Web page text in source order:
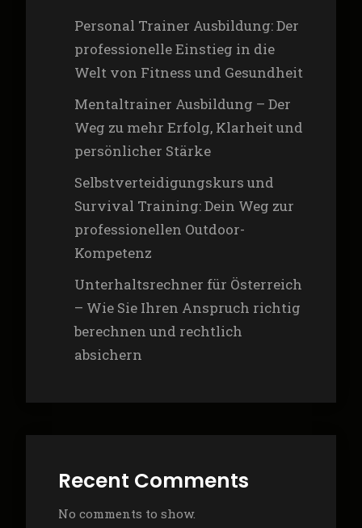
Personal Trainer Ausbildung: Der
professionelle Einstieg in die
Welt von Fitness und Gesundheit
Mentaltrainer Ausbildung – Der
Weg zu mehr Erfolg, Klarheit und
persönlicher Stärke
Selbstverteidigungskurs und
Survival Training: Dein Weg zur
professionellen Outdoor-
Kompetenz
Unterhaltsrechner für Österreich
– Wie Sie Ihren Anspruch richtig
berechnen und rechtlich
absichern
Recent Comments
No comments to show.